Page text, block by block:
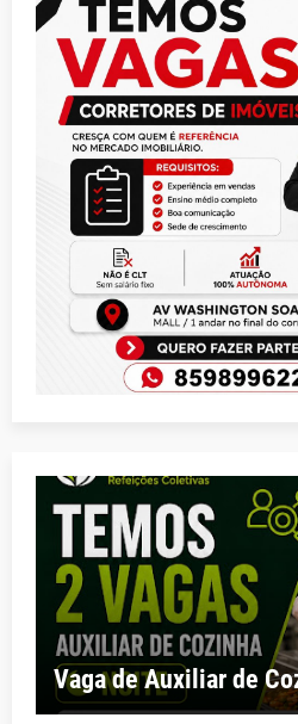
Vaga de Auxiliar de